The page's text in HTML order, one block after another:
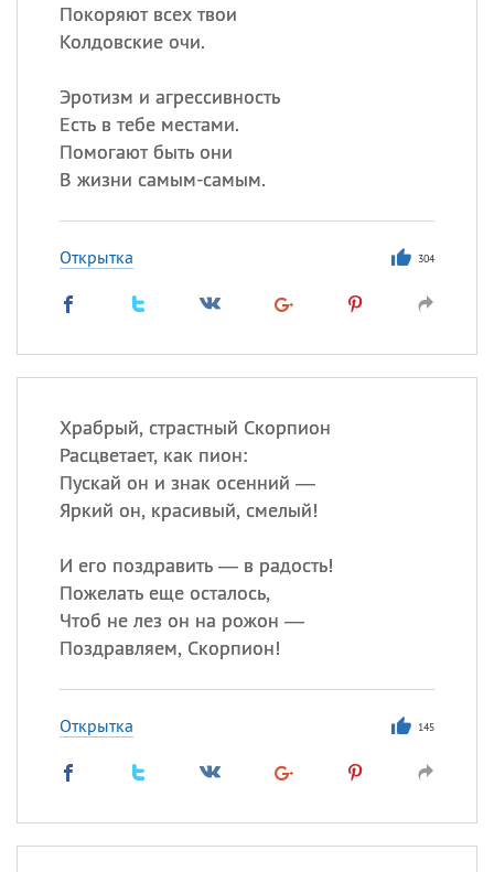
Покоряют всех твои
Колдовские очи.
Эротизм и агрессивность
Есть в тебе местами.
Помогают быть они
В жизни самым-самым.
Открытка 304
Храбрый, страстный Скорпион
Расцветает, как пион:
Пускай он и знак осенний —
Яркий он, красивый, смелый!
И его поздравить — в радость!
Пожелать еще осталось,
Чтоб не лез он на рожон —
Поздравляем, Скорпион!
Открытка 145